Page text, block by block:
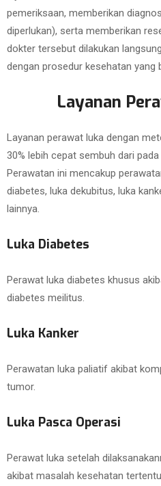
pemeriksaan, memberikan
diperlukan), serta memberikan
dokter tersebut dilakukan
dengan prosedur kesehatan yang
Layanan
Layanan perawat luka dengan
30% lebih cepat sembuh dari
Perawatan ini mencakup
diabetes, luka dekubitus, luka
lainnya.
Luka Diabetes
Perawat luka diabetes khusus
diabetes meilitus.
Luka Kanker
Perawatan luka paliatif akibat
tumor.
Luka Pasca Operasi
Perawat luka setelah
akibat masalah kesehatan